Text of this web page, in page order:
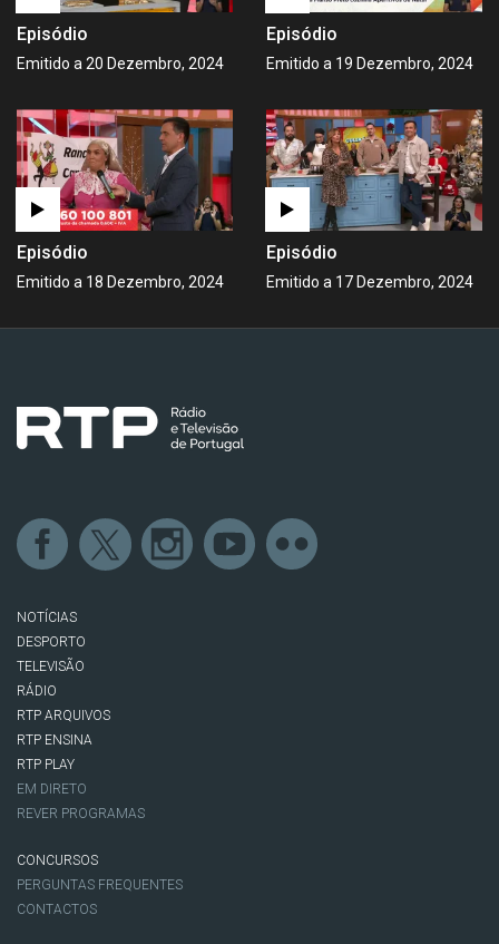
Episódio
Emitido a 20 Dezembro, 2024
Episódio
Emitido a 19 Dezembro, 2024
Episódio
Emitido a 18 Dezembro, 2024
Episódio
Emitido a 17 Dezembro, 2024
NOTÍCIAS
DESPORTO
TELEVISÃO
RÁDIO
RTP ARQUIVOS
RTP ENSINA
RTP PLAY
EM DIRETO
REVER PROGRAMAS
CONCURSOS
PERGUNTAS FREQUENTES
CONTACTOS